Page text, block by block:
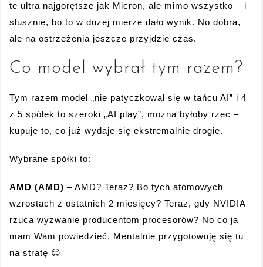
te ultra najgorętsze jak Micron, ale mimo wszystko – i
słusznie, bo to w dużej mierze dało wynik. No dobra,
ale na ostrzeżenia jeszcze przyjdzie czas.
Co model wybrał tym razem?
Tym razem model „nie patyczkował się w tańcu AI” i 4
z 5 spółek to szeroki „AI play”, można byłoby rzec –
kupuje to, co już wydaje się ekstremalnie drogie.
Wybrane spółki to:
AMD (AMD) – AMD? Teraz? Bo tych atomowych
wzrostach z ostatnich 2 miesięcy? Teraz, gdy NVIDIA
rzuca wyzwanie producentom procesorów? No co ja
mam Wam powiedzieć. Mentalnie przygotowuję się tu
na stratę 😊